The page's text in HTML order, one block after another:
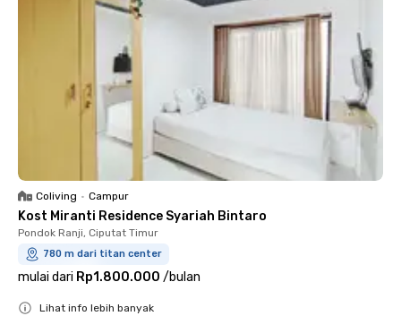
Coliving • Campur
Kost Miranti Residence Syariah Bintaro
Pondok Ranji, Ciputat Timur
780 m dari titan center
mulai dari Rp1.800.000 /bulan
Lihat info lebih banyak